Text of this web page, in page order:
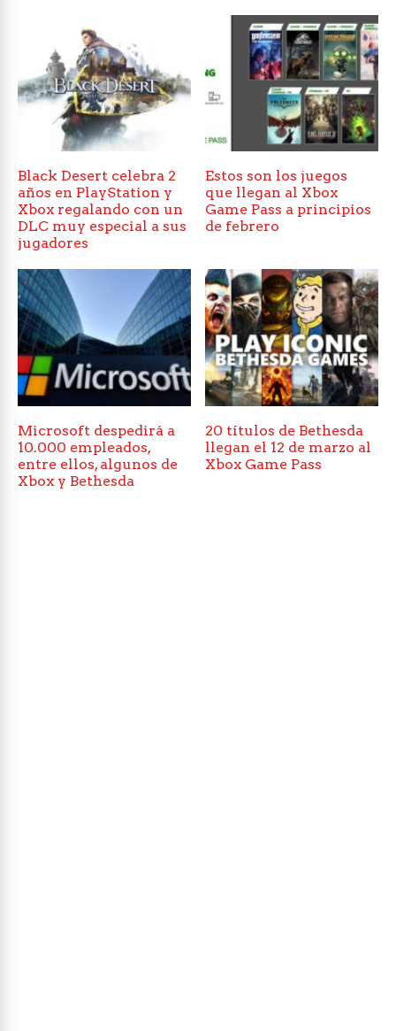
Black Desert celebra 2
años en PlayStation y
Xbox regalando con un
DLC muy especial a sus
jugadores
Estos son los juegos
que llegan al Xbox
Game Pass a principios
de febrero
Microsoft despedirá a
10.000 empleados,
entre ellos, algunos de
Xbox y Bethesda
20 títulos de Bethesda
llegan el 12 de marzo al
Xbox Game Pass